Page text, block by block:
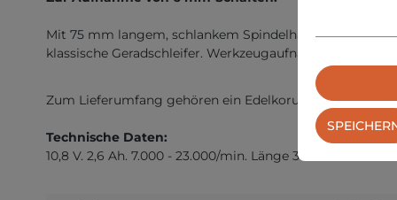
Mit 75 mm langem, schlankem Spindelhals für
klassische Geradschleifer. Werkzeugaufnahme mittels
Zum Lieferumfang gehören ein Edelkorund-Schleifstift
Technische Daten:
10,8 V. 2,6 Ah. 7.000 - 23.000/min. Länge 345 mm